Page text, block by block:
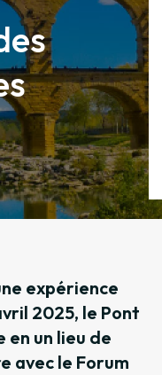
expérience
2025, le Pont
un lieu de
avec le Forum